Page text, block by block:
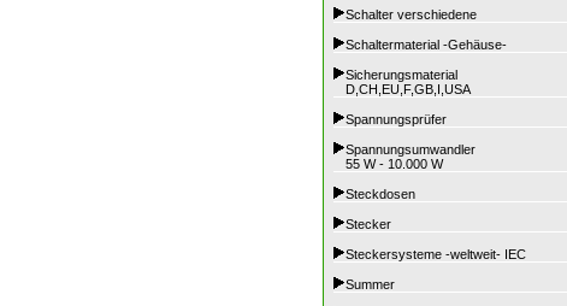
Schalter verschiedene
Schaltermaterial -Gehäuse-
Sicherungsmaterial
D,CH,EU,F,GB,I,USA
Spannungsprüfer
Spannungsumwandler
55 W - 10.000 W
Steckdosen
Stecker
Steckersysteme -weltweit- IEC
Summer